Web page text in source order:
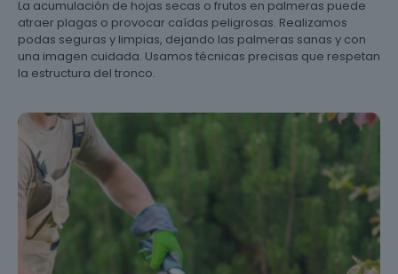
La acumulación de hojas secas o frutos en palmeras puede
atraer plagas o provocar caídas peligrosas. Realizamos
podas seguras y limpias, dejando las palmeras sanas y con
una imagen cuidada. Usamos técnicas precisas que respetan
la estructura del tronco.